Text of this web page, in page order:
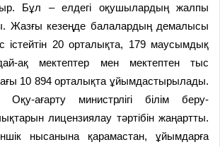
Бұл – елдегі оқушылардың жалпы
Жазғы кезеңде балалардың демалысы
20 орталықта, 179 маусымдық
ақ мектептер мен мектептен тыс
10 894 орталықта ұйымдастырылады.
ағарту министрлігі білім беру-
лицензиялау тәртібін жаңартты.
нысанына қарамастан, ұйымдарға